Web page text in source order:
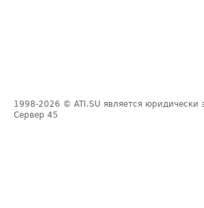
1998-2026 © ATI.SU является юридически
Сервер 45